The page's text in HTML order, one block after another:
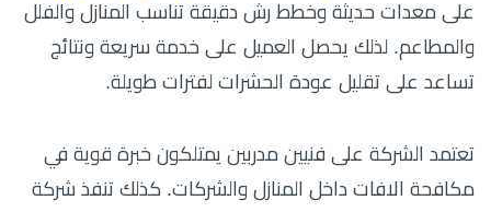
على معدات حديثة وخطط رش دقيقة تناسب المنازل والفلل
والمطاعم. لذلك يحصل العميل على خدمة سريعة ونتائج
تساعد على تقليل عودة الحشرات لفترات طويلة.
تعتمد الشركة على فنيين مدربين يمتلكون خبرة قوية في
مكافحة الافات داخل المنازل والشركات. كذلك تنفذ شركة